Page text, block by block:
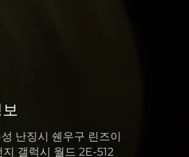
난징시 쉔우구 린즈이
갤럭시 월드 2E-512